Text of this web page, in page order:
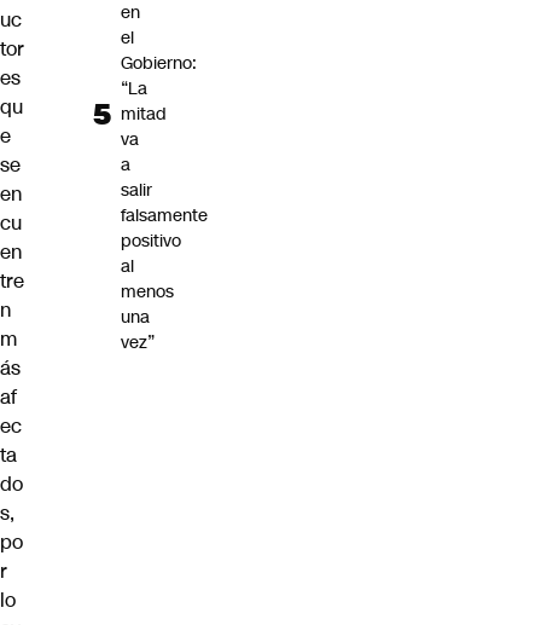
uc
tor
es
qu
e
se
en
cu
en
tre
n
m
ás
af
ec
ta
do
s,
po
r
lo
en
el
Gobierno:
“La
mitad
va
a
salir
falsamente
positivo
al
menos
una
vez”